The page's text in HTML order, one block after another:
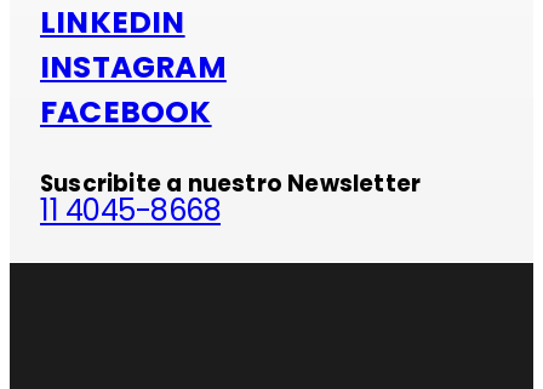
LINKEDIN
INSTAGRAM
FACEBOOK
Suscribite a nuestro Newsletter
11 4045-8668